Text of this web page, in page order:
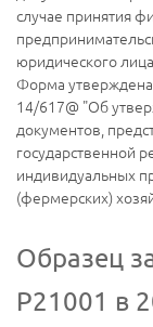
случае принятия
юридического
Форма
14/617@ "Об
документов,
государственной
индивидуальных
(фермерских)
Образец
Р21001 в